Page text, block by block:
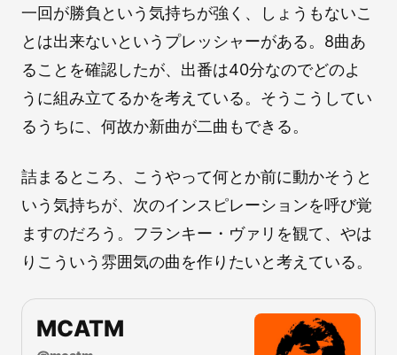
一回が勝負という気持ちが強く、しょうもないこ
とは出来ないというプレッシャーがある。8曲あ
ることを確認したが、出番は40分なのでどのよ
うに組み立てるかを考えている。そうこうしてい
るうちに、何故か新曲が二曲もできる。
詰まるところ、こうやって何とか前に動かそうと
いう気持ちが、次のインスピレーションを呼び覚
ますのだろう。フランキー・ヴァリを観て、やは
りこういう雰囲気の曲を作りたいと考えている。
MCATM